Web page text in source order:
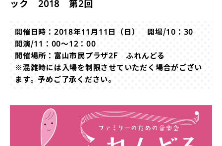
ック 2018 第2回
開催日時：2018年11月11日（日） 開場/10：30
開演/11：00～12：00
開催場所：富山市民プラザ2F ふれんどる
※混雑時には入場を制限させていただく場合がござい
ます。予めご了承ください。